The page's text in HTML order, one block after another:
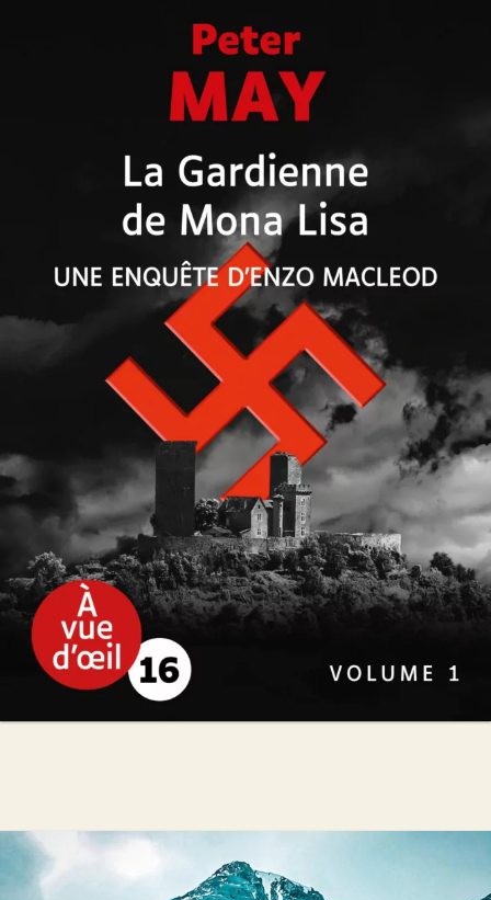
La Gardienne de Mona Lisa
Peter May
52 €